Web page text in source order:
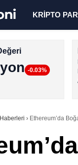
KRİPTO
-0.03%
› Ethereum’da